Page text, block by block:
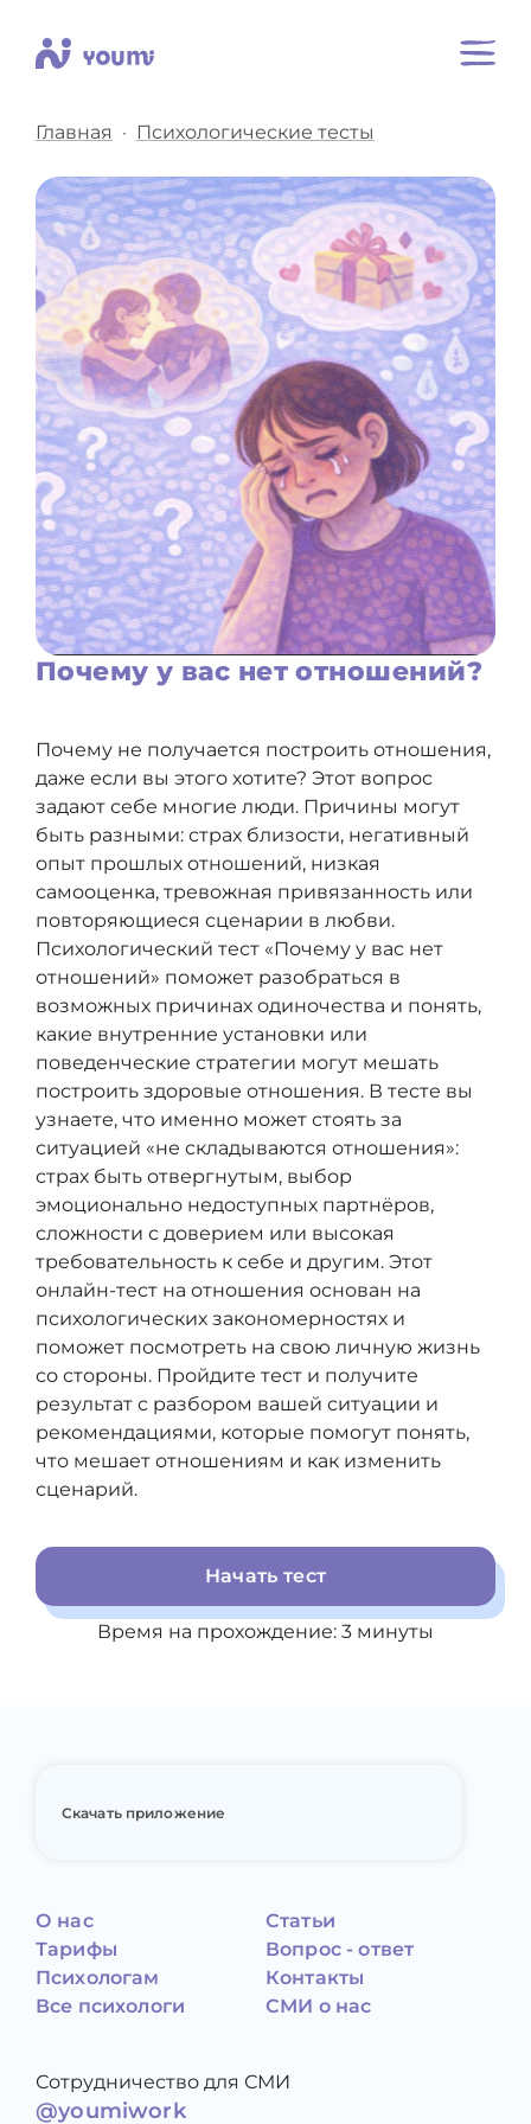
Главная Психологические тесты
Почему у вас нет отношений?
Почему не получается построить отношения,
даже если вы этого хотите? Этот вопрос
задают себе многие люди. Причины могут
быть разными: страх близости, негативный
опыт прошлых отношений, низкая
самооценка, тревожная привязанность или
повторяющиеся сценарии в любви.
Психологический тест «Почему у вас нет
отношений» поможет разобраться в
возможных причинах одиночества и понять,
какие внутренние установки или
поведенческие стратегии могут мешать
построить здоровые отношения. В тесте вы
узнаете, что именно может стоять за
ситуацией «не складываются отношения»:
страх быть отвергнутым, выбор
эмоционально недоступных партнёров,
сложности с доверием или высокая
требовательность к себе и другим. Этот
онлайн-тест на отношения основан на
психологических закономерностях и
поможет посмотреть на свою личную жизнь
со стороны. Пройдите тест и получите
результат с разбором вашей ситуации и
рекомендациями, которые помогут понять,
что мешает отношениям и как изменить
сценарий.
Начать тест
Время на прохождение: 3 минуты
Скачать приложение
О нас
Тарифы
Психологам
Все психологи
Статьи
Вопрос - ответ
Контакты
СМИ о нас
Сотрудничество для СМИ
@youmiwork